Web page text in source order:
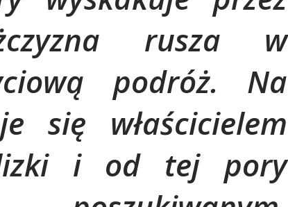
rusza w
podróż. Na
się właścicielem
i od tej pory